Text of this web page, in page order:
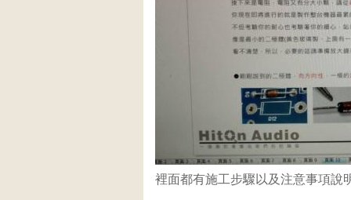
裡面都有施工步驟以及注意事項說